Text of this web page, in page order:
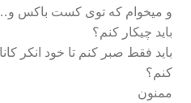
و میخوام که توی کست باکس
باید چیکار کنم؟
باید فقط صبر کنم تا خود انکر
کنم؟
ممنون